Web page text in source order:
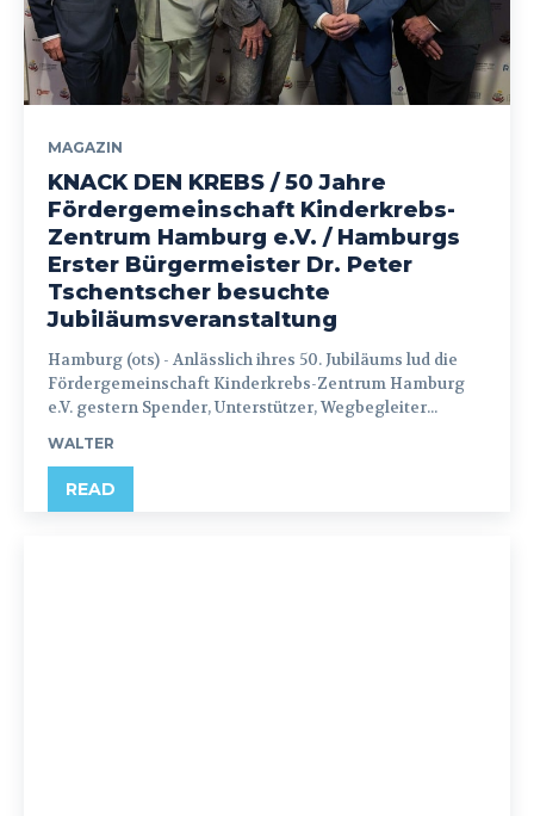
MAGAZIN
KNACK DEN KREBS / 50 Jahre
Fördergemeinschaft Kinderkrebs-
Zentrum Hamburg e.V. / Hamburgs
Erster Bürgermeister Dr. Peter
Tschentscher besuchte
Jubiläumsveranstaltung
Hamburg (ots) - Anlässlich ihres 50. Jubiläums lud die
Fördergemeinschaft Kinderkrebs-Zentrum Hamburg
e.V. gestern Spender, Unterstützer, Wegbegleiter...
WALTER
READ